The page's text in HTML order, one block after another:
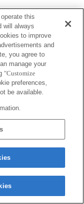
Copyright 2026 Sony Corporation
this
will always
to improve
and
you agree to
manage your
"Customize
preferences,
be available.